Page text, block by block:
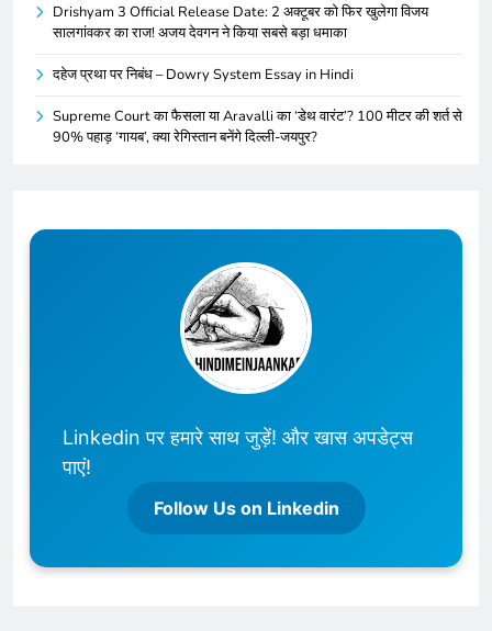
Drishyam 3 Official Release Date: 2 अक्टूबर को फिर खुलेगा विजय
सालगांवकर का राज! अजय देवगन ने किया सबसे बड़ा धमाका
दहेज प्रथा पर निबंध – Dowry System Essay in Hindi
Supreme Court का फैसला या Aravalli का ‘डेथ वारंट’? 100 मीटर की शर्त से
90% पहाड़ ‘गायब’, क्या रेगिस्तान बनेंगे दिल्ली-जयपुर?
Linkedin पर हमारे साथ जुड़ें! और खास अपडेट्स
पाएं!
Follow Us on Linkedin